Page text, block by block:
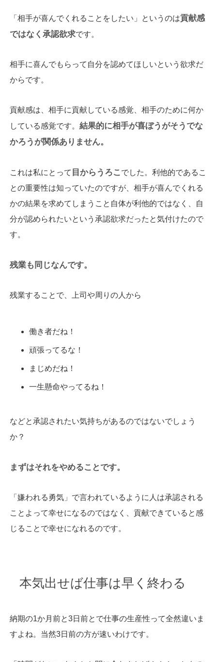
「相手が喜んでくれることをしたい」というのは貢献感
ではなく承認欲求です。
相手に喜んでもらって自分を認めてほしいという欲求だ
からです。
貢献感は、相手に貢献している感覚、相手のために何か
している感覚です。 結果的に相手が喜ぼうがそうでな
かろうが関係ありません。
これは私にとって 目からうろこでした。利他的であるこ
との重要性は知っていたのですが、相手が喜んでくれる
かの結果を求めてしまうこと自体が利他的ではなく、自
分が認められたいという承認欲求だったと気付けたので
す。
残業も同じなんです。
残業することで、上司や周りの人から
働き者だね！
頑張ってるな！
まじめだね！
一生懸命やってるね！
などと承認されたい気持ちがあるのではないでしょう
か？
まずはそれをやめることです。
「嫌われる勇気」で言われているように人は承認される
ことよって幸せになるのではなく、貢献できていると感
じることで幸せになれるのです。
本気出せば仕事は早く終わる
納期の1か月前と3日前とで仕事の生産性って全然違いま
すよね。当然3日前の方が速いわけです。